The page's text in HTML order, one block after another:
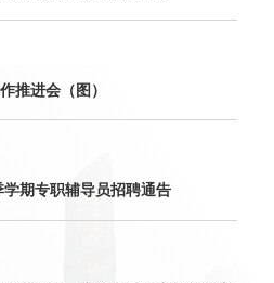
推进会（图）
期专职辅导员招聘通告